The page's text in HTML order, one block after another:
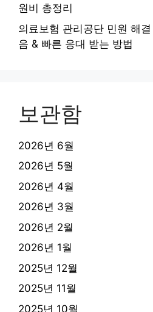
원비 총정리
의료보험 관리공단 민원 해
음 & 빠른 응대 받는 방법
보관함
2026년 6월
2026년 5월
2026년 4월
2026년 3월
2026년 2월
2026년 1월
2025년 12월
2025년 11월
2025년 10월